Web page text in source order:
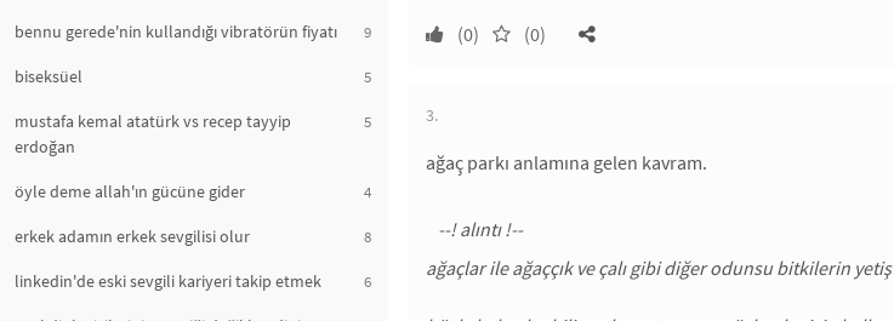
bennu gerede'nin kullandığı vibratörün fiyatı 9
biseksüel 5
mustafa kemal atatürk vs recep tayyip
erdoğan
5
öyle deme allah'ın gücüne gider 4
erkek adamın erkek sevgilisi olur 8
linkedin'de eski sevgili kariyeri takip etmek 6
(0)
(0)
3.
ağaç parkı anlamına gelen kavram.
ağaçlar ile ağaççık ve çalı gibi diğer odunsu bitkilerin